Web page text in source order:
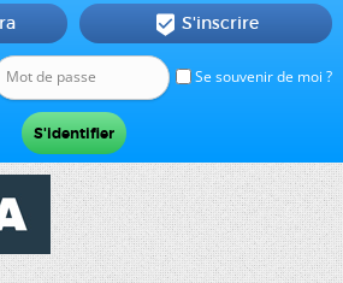
Se souvenir de moi ?
 S'inscrire